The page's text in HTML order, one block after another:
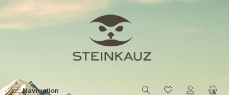
Zum Hauptinhalt springen
Navigation